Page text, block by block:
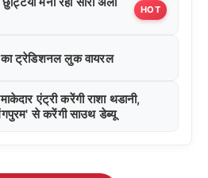
HOT
का ट्रेडिशनल लुक वायरल
एंट्री करेंगी राशा थडानी,
से करेंगी साउथ डेब्यू